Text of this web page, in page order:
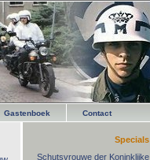
Gastenboek Contact
Specials
Schutsvrouwe der Koninklijke